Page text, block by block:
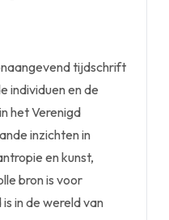
tijdschrift
individuen en de
het Verenigd
inzichten in
en kunst,
bron is voor
in de wereld van